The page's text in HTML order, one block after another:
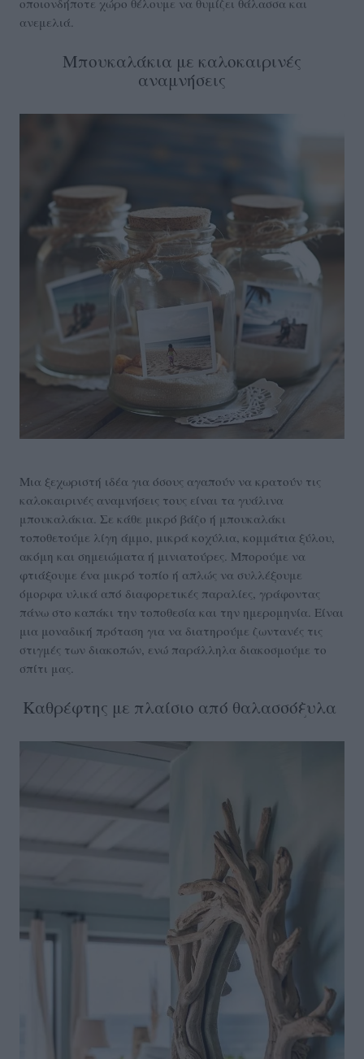
ανεμελιά.
Μπουκαλάκια με καλοκαιρινές
αναμνήσεις
Μια ξεχωριστή ιδέα για όσους αγαπούν να κρατούν τις
καλοκαιρινές αναμνήσεις τους είναι τα γυάλινα
μπουκαλάκια. Σε κάθε μικρό βάζο ή μπουκαλάκι
τοποθετούμε λίγη άμμο, μικρά κοχύλια, κομμάτια ξύλου,
ακόμη και σημειώματα ή μινιατούρες. Μπορούμε να
φτιάξουμε ένα μικρό τοπίο ή απλώς να συλλέξουμε
όμορφα υλικά από διαφορετικές παραλίες, γράφοντας
πάνω στο καπάκι την τοποθεσία και την ημερομηνία. Είναι
μια μοναδική πρόταση για να διατηρούμε ζωντανές τις
στιγμές των διακοπών, ενώ παράλληλα διακοσμούμε το
σπίτι μας.
Καθρέφτης με πλαίσιο από θαλασσόξυλα